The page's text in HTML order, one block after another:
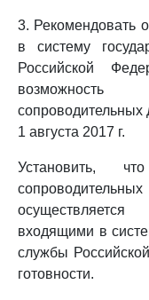
3. Рекомендовать
в систему
Российской
возможность
сопроводительных
1 августа 2017 г.
Установить,
входящими в
службы
готовности.